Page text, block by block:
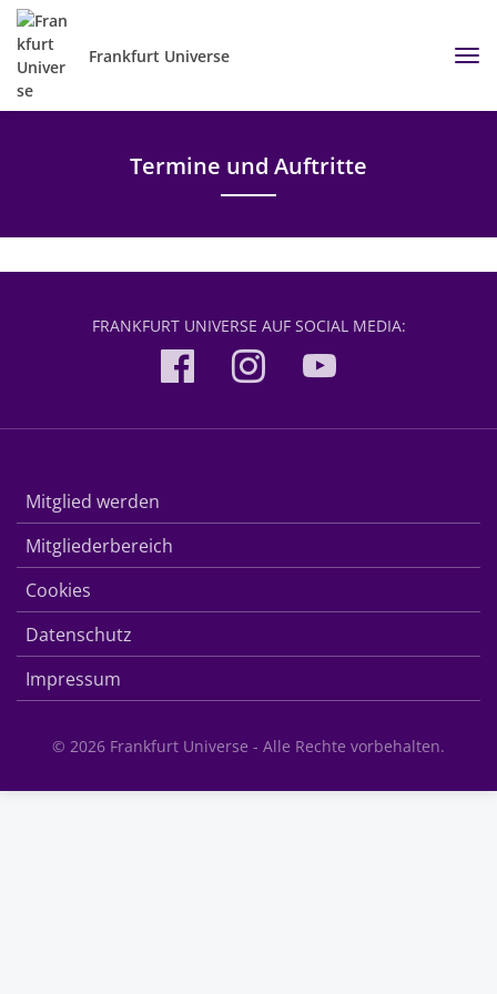
Frankfurt Universe
Termine und Auftritte
FRANKFURT UNIVERSE AUF SOCIAL MEDIA:
Mitglied werden
Mitgliederbereich
Cookies
Datenschutz
Impressum
© 2026 Frankfurt Universe - Alle Rechte vorbehalten.